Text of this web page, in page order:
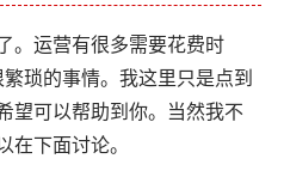
。运营有很多需要花费时
琐的事情。我这里只是点到
望可以帮助到你。当然我不
在下面讨论。